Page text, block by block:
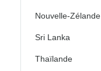
Nouvelle-Zélande
Sri Lanka
Thaïlande